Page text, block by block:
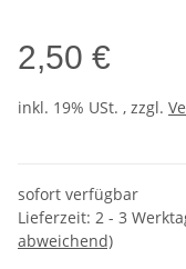
2,50 €
inkl. 19% USt. , zzgl.
sofort verfügbar
Lieferzeit: 2 - 3
abweichend)